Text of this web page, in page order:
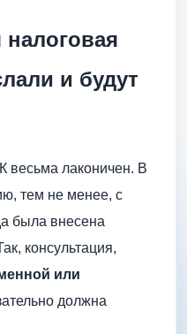
и будут
лаконичен. В
тем не менее, с
была внесена
консультация,
или
должна